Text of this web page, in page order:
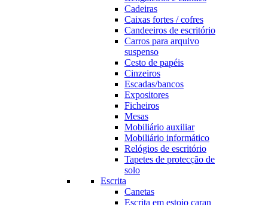
Cadeiras
Caixas fortes / cofres
Candeeiros de escritório
Carros para arquivo
suspenso
Cesto de papéis
Cinzeiros
Escadas/bancos
Expositores
Ficheiros
Mesas
Mobiliário auxiliar
Mobiliário informático
Relógios de escritório
Tapetes de protecção de
solo
Escrita
Canetas
Escrita em estojo caran